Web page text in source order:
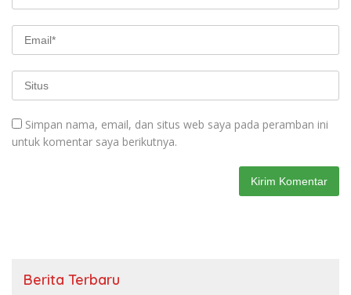
Simpan nama, email, dan situs web saya pada peramban ini
untuk komentar saya berikutnya.
Berita Terbaru